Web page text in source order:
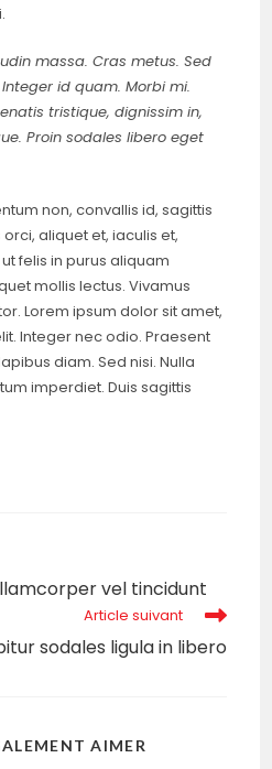
massa. Cras metus. Sed
id quam. Morbi mi.
tristique, dignissim in,
Proin sodales libero eget
non, convallis id, sagittis
aliquet et, iaculis et,
felis in purus aliquam
mollis lectus. Vivamus
Lorem ipsum dolor sit amet,
Integer nec odio. Praesent
diam. Sed nisi. Nulla
imperdiet. Duis sagittis
vel tincidunt
Article suivant
sodales ligula in libero
AIMER